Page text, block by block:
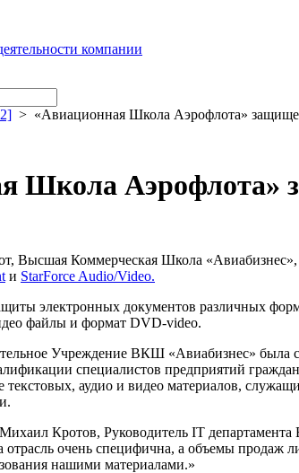
компании
> «Авиационная Школа Аэрофлота»
Школа
Высшая Коммерческая Школа
и StarForce Audio/Video.
электронных документов различных
файлы и формат DVD-video.
Учреждение ВКШ «Авиабизнес» была
специалистов предприятий
текстовых, аудио и видео материалов,
Кротов, Руководитель IT
очень специфична, а объемы продаж
нашими материалами.»